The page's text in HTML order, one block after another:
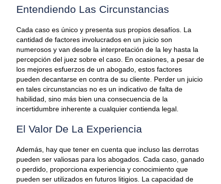
Entendiendo Las Circunstancias
Cada caso es único y presenta sus propios desafíos. La
cantidad de factores involucrados en un juicio son
numerosos y van desde la interpretación de la ley hasta la
percepción del juez sobre el caso. En ocasiones, a pesar de
los mejores esfuerzos de un abogado, estos factores
pueden decantarse en contra de su cliente. Perder un juicio
en tales circunstancias no es un indicativo de falta de
habilidad, sino más bien una consecuencia de la
incertidumbre inherente a cualquier contienda legal.
El Valor De La Experiencia
Además, hay que tener en cuenta que incluso las derrotas
pueden ser valiosas para los abogados. Cada caso, ganado
o perdido, proporciona experiencia y conocimiento que
pueden ser utilizados en futuros litigios. La capacidad de